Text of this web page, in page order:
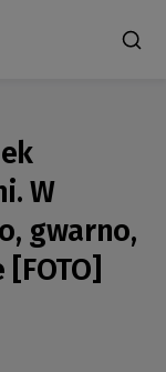
W
gwarno,